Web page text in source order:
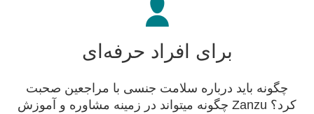
برای افراد حرفه‌ای
چگونه باید درباره سلامت جنسی با مراجعین صحبت
کرد؟ Zanzu چگونه میتواند در زمینه مشاوره و آموزش